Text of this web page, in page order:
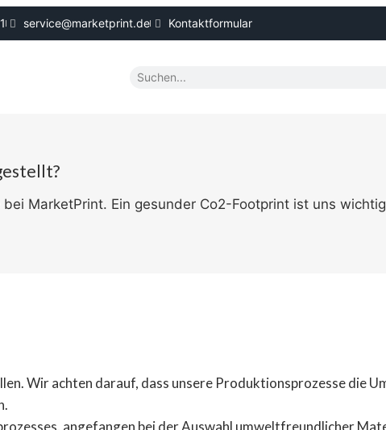
service@marketprint.de Kontaktformular
MarketPrint. Ein gesunder Co2-Footprint ist uns
Wir achten darauf, dass unsere Produktionsprozesse die
angefangen bei der Auswahl umweltfreundlicher